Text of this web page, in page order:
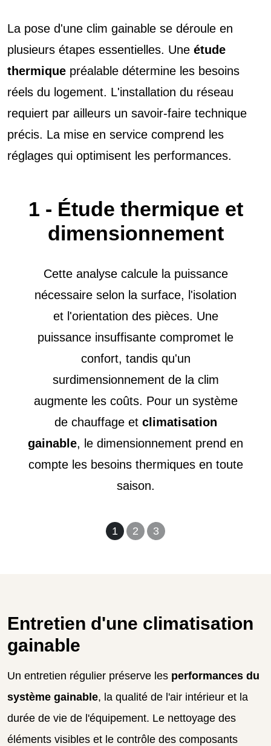
La pose d'une clim gainable se déroule en
plusieurs étapes essentielles. Une étude
thermique préalable détermine les besoins
réels du logement. L'installation du réseau
requiert par ailleurs un savoir-faire technique
précis. La mise en service comprend les
réglages qui optimisent les performances.
1 2 3
1 - Étude thermique et
dimensionnement
Cette analyse calcule la puissance
nécessaire selon la surface, l'isolation
et l'orientation des pièces. Une
puissance insuffisante compromet le
confort, tandis qu'un
surdimensionnement de la clim
augmente les coûts. Pour un système
de chauffage et climatisation
gainable, le dimensionnement prend en
compte les besoins thermiques en toute
saison.
Entretien d'une climatisation
gainable
Un entretien régulier préserve les performances du
système gainable, la qualité de l'air intérieur et la
durée de vie de l'équipement. Le nettoyage des
éléments visibles et le contrôle des composants